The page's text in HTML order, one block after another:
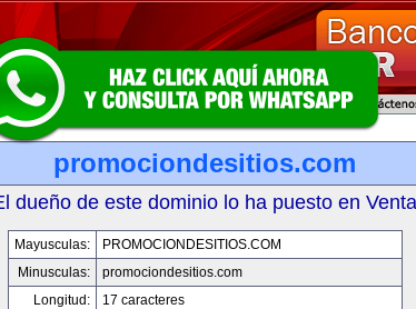
promociondesitios.com
dueño de este dominio lo ha puesto en
Mayusculas:
PROMOCIONDESITIOS.COM
Minusculas:
promociondesitios.com
Longitud:
17 caracteres